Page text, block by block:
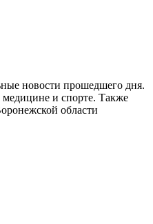
новости прошедшего дня.
медицине и спорте. Также
области